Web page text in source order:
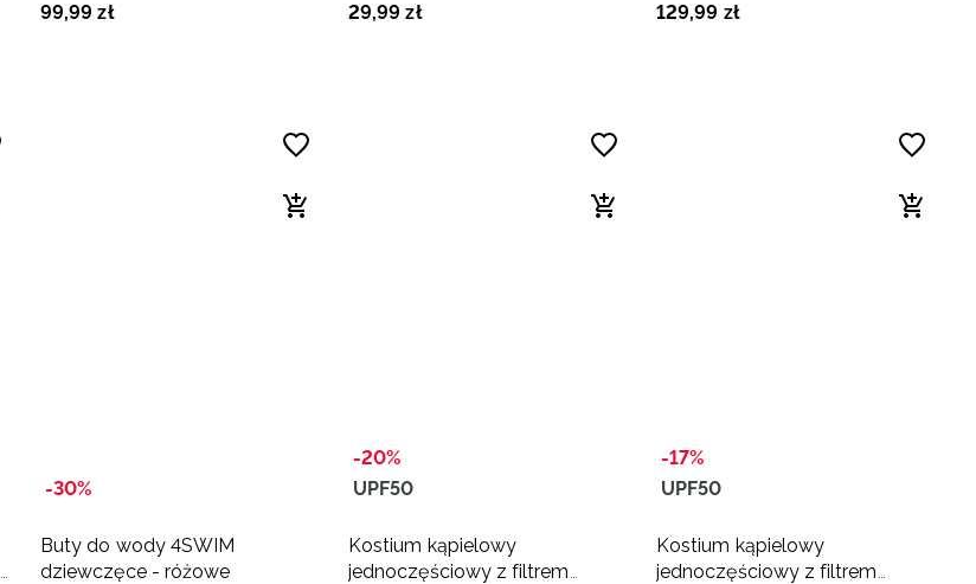
99,99 zł
29,99 zł
multikolor
129,99 zł
-30%
Buty do wody 4SWIM
dziewczęce - różowe
-20%
UPF50
Kostium kąpielowy
jednoczęściowy z filtrem
-17%
UPF50
Kostium kąpielowy
jednoczęściowy z filtrem